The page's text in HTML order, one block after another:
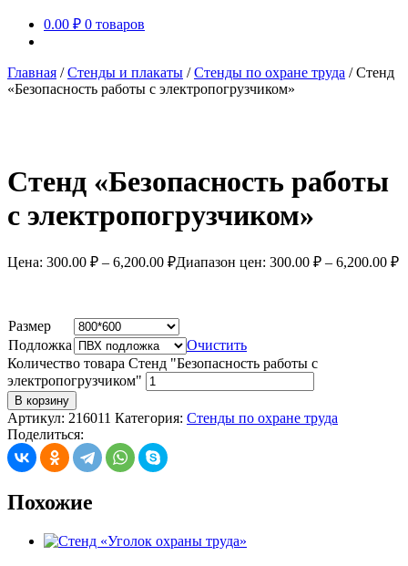
0.00 ₽ 0 товаров
Главная /Стенды и плакаты /Стенды по охране труда /Стенд
«Безопасность работы с электропогрузчиком»
Стенд «Безопасность работы
с электропогрузчиком»
Цена: 300.00 ₽ – 6,200.00 ₽Диапазон цен: 300.00 ₽ – 6,200.00 ₽
Размер
Подложка
Очистить
Количество товара Стенд "Безопасность работы с
электропогрузчиком"
В корзину
Артикул: 216011 Категория: Стенды по охране труда
Поделиться:
Похожие